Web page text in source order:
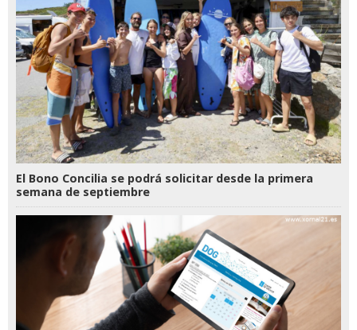
El Bono Concilia se podrá solicitar desde la primera
semana de septiembre